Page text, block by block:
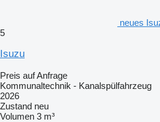
neues
5
Isuzu
Preis auf Anfrage
Kommunaltechnik - Kanalspülfahrzeug
2026
Zustand neu
Volumen 3 m³